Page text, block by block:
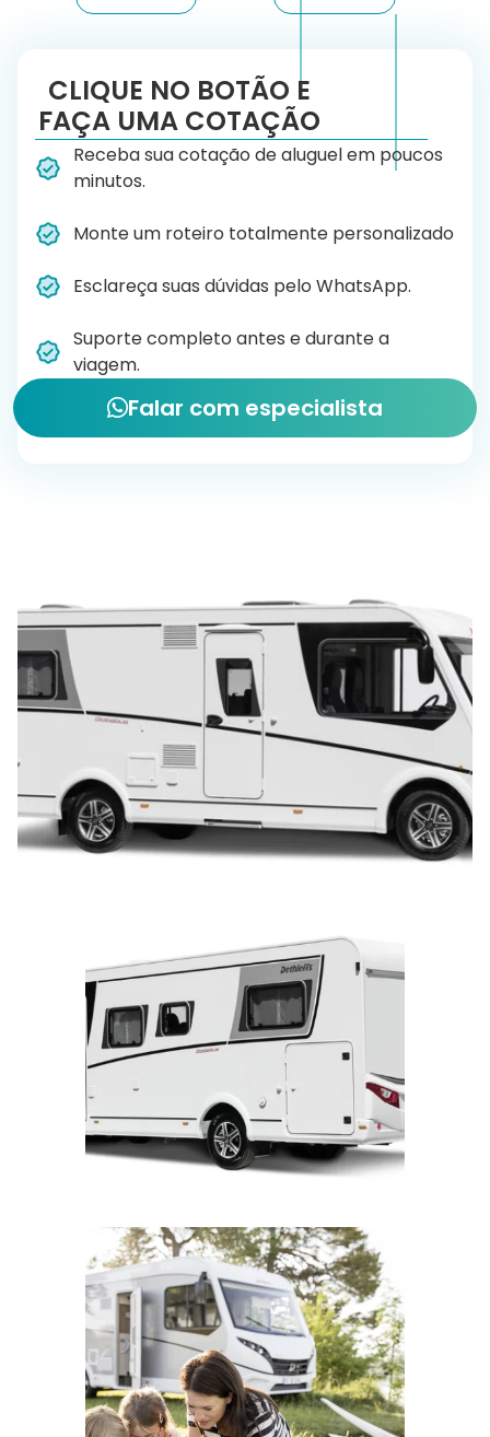
CLIQUE NO BOTÃO E
FAÇA UMA COTAÇÃO
Receba sua cotação de aluguel em poucos
minutos.
Monte um roteiro totalmente personalizado
Esclareça suas dúvidas pelo WhatsApp.
Suporte completo antes e durante a
viagem.
Falar com especialista